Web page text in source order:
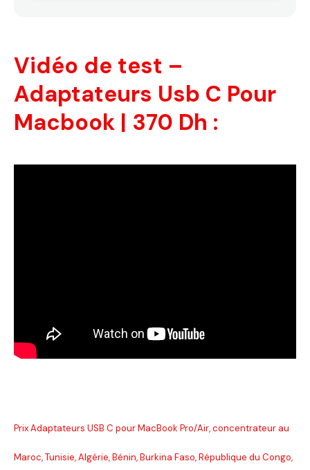
Vidéo de test –
Adaptateurs Usb C Pour
Macbook | 370 Dh :
Prix Adaptateurs USB C pour MacBook Pro/Air, concentrateur au
Maroc, Tunisie, Algérie, Bénin, Burkina Faso, République du Congo,